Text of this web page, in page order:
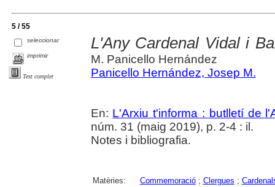
5 / 55
seleccionar
imprimir
Text complet
L'Any Cardenal Vidal i
M. Panicello Hernández
Panicello Hernández, Josep M.
En: L'Arxiu t'informa : butlletí de
núm. 31 (maig 2019), p. 2-4 : il.
Notes i bibliografia.
Matèries: Commemoració; Clergues ;